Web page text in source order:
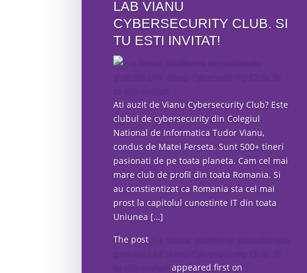
LAB VIANU
CYBERSECURITY CLUB. SI
TU ESTI INVITAT!
Ati auzit de Vianu Cybersecurity Club? Este
clubul de cybersecurity din Colegiul
National de Informatica Tudor Vianu,
condus de Matei Ferseta. Sunt 500+ tineri
pasionati de pe toata planeta. Cam cel mai
mare club de profil din toata Romania. Si
au constientizat ca Romania sta cel mai
prost la capitolul cunostinte IT din toata
Uniunea […]
The post
appeared first on